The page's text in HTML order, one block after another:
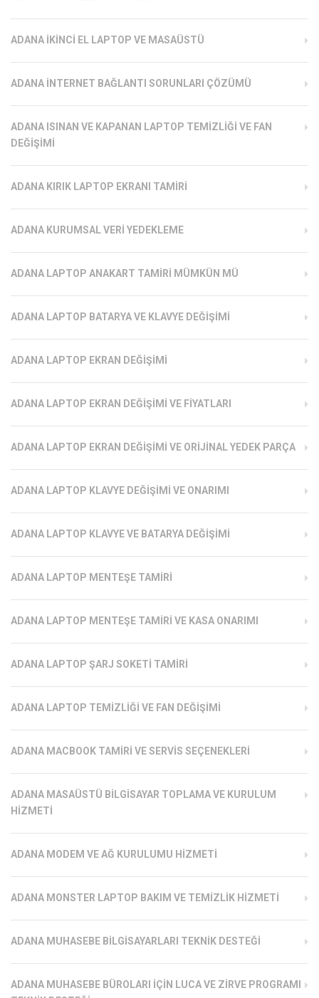
ADANA İKINCI EL LAPTOP VE MASAÜSTÜ
ADANA İNTERNET BAĞLANTI SORUNLARI ÇÖZÜMÜ
ADANA ISINAN VE KAPANAN LAPTOP TEMIZLIĞI VE FAN
DEĞIŞIMI
ADANA KIRIK LAPTOP EKRANI TAMIRI
ADANA KURUMSAL VERI YEDEKLEME
ADANA LAPTOP ANAKART TAMIRI MÜMKÜN MÜ
ADANA LAPTOP BATARYA VE KLAVYE DEĞIŞIMI
ADANA LAPTOP EKRAN DEĞIŞIMI
ADANA LAPTOP EKRAN DEĞIŞIMI VE FIYATLARI
ADANA LAPTOP EKRAN DEĞIŞIMI VE ORIJINAL YEDEK PARÇA
ADANA LAPTOP KLAVYE DEĞIŞIMI VE ONARIMI
ADANA LAPTOP KLAVYE VE BATARYA DEĞIŞIMI
ADANA LAPTOP MENTEŞE TAMIRI
ADANA LAPTOP MENTEŞE TAMIRI VE KASA ONARIMI
ADANA LAPTOP ŞARJ SOKETI TAMIRI
ADANA LAPTOP TEMIZLIĞI VE FAN DEĞIŞIMI
ADANA MACBOOK TAMIRI VE SERVIS SEÇENEKLERI
ADANA MASAÜSTÜ BILGISAYAR TOPLAMA VE KURULUM
HIZMETI
ADANA MODEM VE AĞ KURULUMU HIZMETI
ADANA MONSTER LAPTOP BAKIM VE TEMIZLIK HIZMETI
ADANA MUHASEBE BILGISAYARLARI TEKNIK DESTEĞI
ADANA MUHASEBE BÜROLARI İÇIN LUCA VE ZIRVE PROGRAMI